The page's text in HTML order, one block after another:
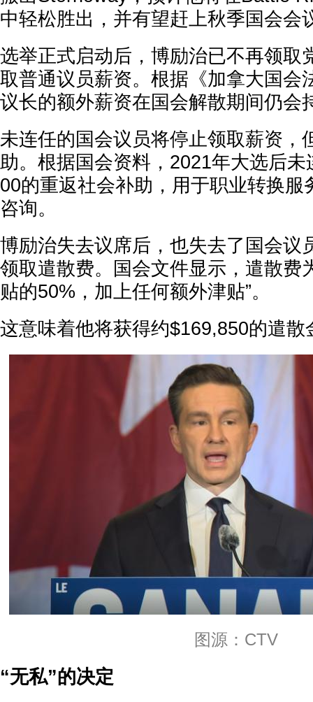
中轻松胜出，并有望赶上秋季国会会
选举正式启动后，博励治已不再领取
取普通议员薪资。根据《加拿大国会
议长的额外薪资在国会解散期间仍会
未连任的国会议员将停止领取薪资，
助。根据国会资料，2021年大选后
00的重返社会补助，用于职业转换服
咨询。
博励治失去议席后，也失去了国会议
领取遣散费。国会文件显示，遣散费
贴的50%，加上任何额外津贴”。
这意味着他将获得约$169,850的遣散
图源：CTV
“无私”的决定